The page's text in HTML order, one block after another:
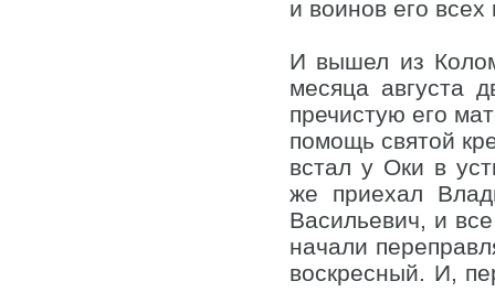
и воинов его
И вышел из
месяца августа
пречистую его
помощь святой
встал у Оки в
же приехал
Васильевич, и
начали
воскресный. И,